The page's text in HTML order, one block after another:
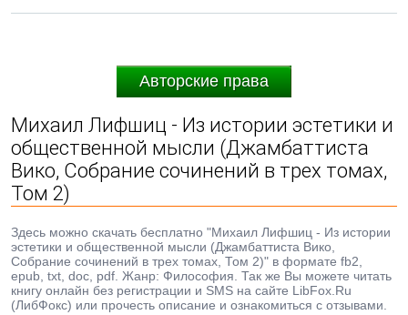
Авторские права
Михаил Лифшиц - Из истории эстетики и
общественной мысли (Джамбаттиста
Вико, Собрание сочинений в трех томах,
Том 2)
Здесь можно скачать бесплатно "Михаил Лифшиц - Из истории
эстетики и общественной мысли (Джамбаттиста Вико,
Собрание сочинений в трех томах, Том 2)" в формате fb2,
epub, txt, doc, pdf. Жанр: Философия. Так же Вы можете читать
книгу онлайн без регистрации и SMS на сайте LibFox.Ru
(ЛибФокс) или прочесть описание и ознакомиться с отзывами.